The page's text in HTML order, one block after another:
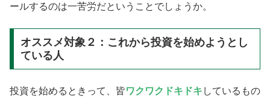
ールするのは一苦労だということでしょうか。
オススメ対象２：これから投資を始めようとし
ている人
投資を始めるときって、皆ワクワクドキドキ しているもの